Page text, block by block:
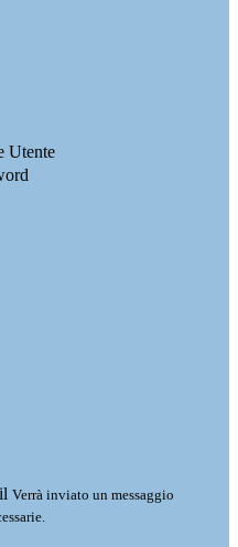
Utente
Verrà inviato un messaggio